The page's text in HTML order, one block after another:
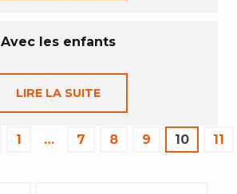
Avec les enfants
LIRE LA SUITE
1 … 7 8 9 10 11